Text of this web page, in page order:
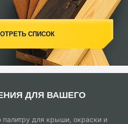
СПИСОК
ДЛЯ ВАШЕГО
для крыши, окраски и